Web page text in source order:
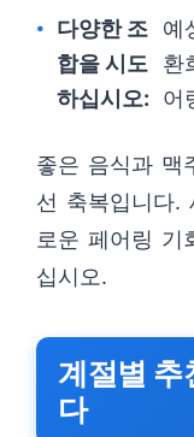
다양한 조
합을 시도
하십시오:
예
환
어
좋은 음식과 맥
선 축복입니다.
로운 페어링 기
십시오.
계절별 추
다